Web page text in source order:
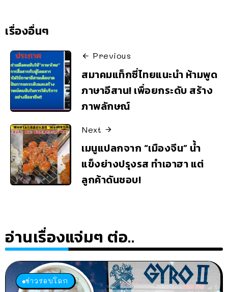
เรื่องอื่นๆ
Previous
สมาคมแท็กซี่ไทยแนะนำ ห้ามพูด
ภาษาอีสาน! เพื่อยกระดับ สร้าง
ภาพลักษณ์
Next
เมนูแปลกจาก “เมืองจีน” น้ำ
แข็งย่างปรุงรส ทำเอาฮา แต่
ลูกค้าดันชอบ!
อ่านเรื่องแจ่มๆ ต่อ..
ข่าวรอบโลก